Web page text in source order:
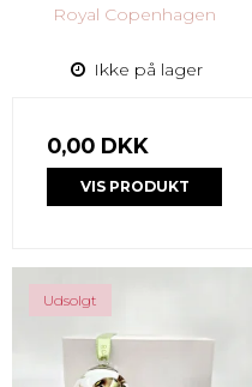
Royal Copenhagen
Ikke på lager
0,00 DKK
VIS PRODUKT
Udsolgt